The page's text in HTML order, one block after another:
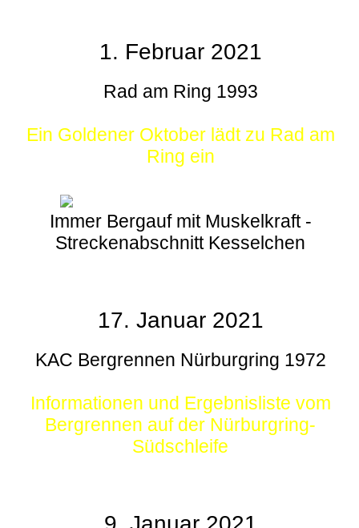
1. Februar 2021
Rad am Ring 1993
Ein Goldener Oktober lädt zu Rad am
Ring ein
Immer Bergauf mit Muskelkraft -
Streckenabschnitt Kesselchen
17. Januar 2021
KAC Bergrennen Nürburgring 1972
Informationen und Ergebnisliste vom
Bergrennen auf der Nürburgring-
Südschleife